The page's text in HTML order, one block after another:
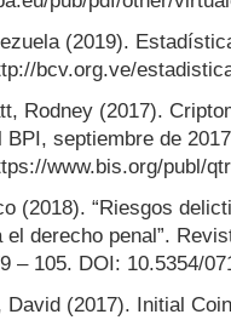
(2019).
bcv.org.ve/
Rodney (2017).
septiembre de
www.bis.org/publ/
(2018). “Riesgos
derecho penal”.
– 105. DOI: 10.5354/
David (2017). Initial